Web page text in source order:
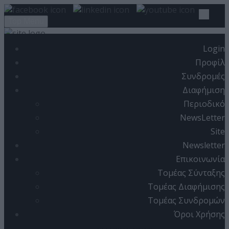
Login
Προφίλ
Συνδρομές
Διαφήμιση
Περιοδικό
NewsLetter
Site
Newsletter
Επικοινωνία
Τομέας Σύνταξης
Τομέας Διαφήμισης
Τομέας Συνδρομών
Όροι Χρήσης